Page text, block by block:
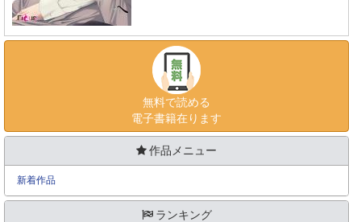
無料で読める
電子書籍在ります
作品メニュー
新着作品
ランキング